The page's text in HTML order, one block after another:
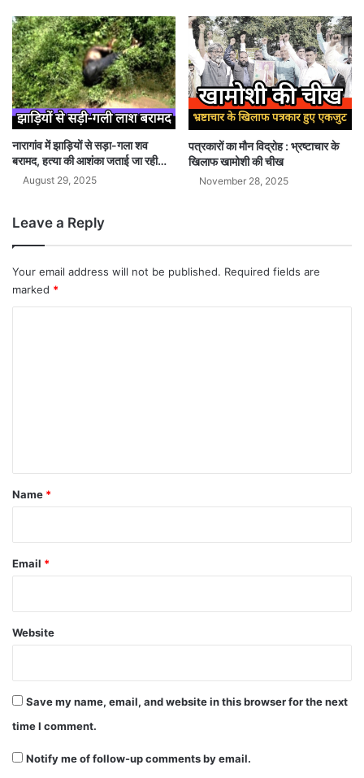
नारागांव में झाड़ियों से सड़ा-गला शव
बरामद, हत्या की आशंका जताई जा रही…
August 29, 2025
पत्रकारों का मौन विद्रोह : भ्रष्टाचार के
खिलाफ खामोशी की चीख
November 28, 2025
Leave a Reply
Your email address will not be published. Required fields are
marked *
*
Name *
Email *
Website
Save my name, email, and website in this browser for the next
time I comment.
Notify me of follow-up comments by email.